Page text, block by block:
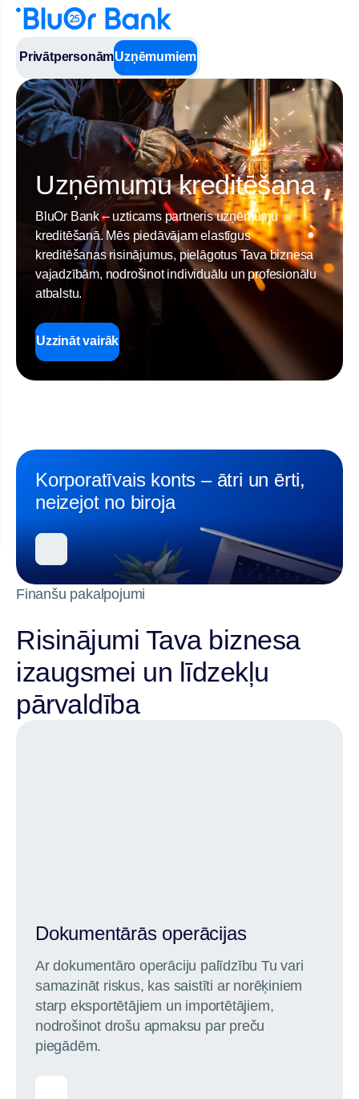
PrivātpersonāmUzņēmumiem
Uzņēmumu kreditēšana
BluOr Bank – uzticams partneris uzņēmumu
kreditēšanā. Mēs piedāvājam elastīgus
kreditēšanas risinājumus, pielāgotus Tava biznesa
vajadzībām, nodrošinot individuālu un profesionālu
atbalstu.
Uzzināt vairāk
Korporatīvais konts – ātri un ērti,
neizejot no biroja
Finanšu pakalpojumi
Risinājumi Tava biznesa
izaugsmei un līdzekļu
pārvaldība
Dokumentārās operācijas
Ar dokumentāro operāciju palīdzību Tu vari
samazināt riskus, kas saistīti ar norēķiniem
starp eksportētājiem un importētājiem,
nodrošinot drošu apmaksu par preču
piegādēm.